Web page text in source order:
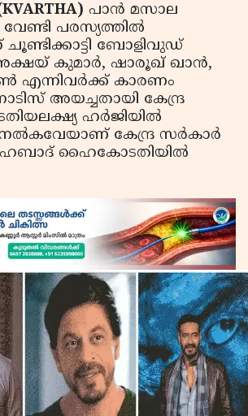
പാന്‍ മസാല
പരസ്യത്തില്‍
ചൂണ്ടിക്കാട്ടി ബോളിവുഡ്
കുമാര്‍, ഷാരൂഖ് ഖാന്‍,
എന്നിവര്‍ക്ക് കാരണം
അയച്ചതായി കേന്ദ്ര
ഹര്‍ജിയില്‍
കേന്ദ്ര സര്‍കാര്‍
ഹൈകോടതിയില്‍